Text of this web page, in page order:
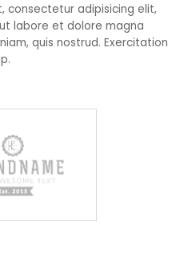
consectetur adipisicing elit,
labore et dolore magna
quis nostrud. Exercitation